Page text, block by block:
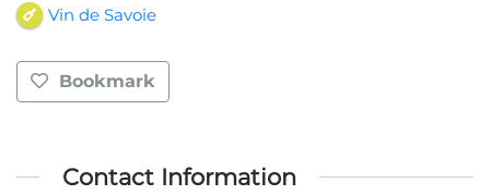
Vin de Savoie
Bookmark
Contact Information